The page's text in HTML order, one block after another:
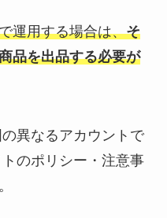
運用する場合は、そ
品を出品する必要が
異なるアカウントで
のポリシー・注意事